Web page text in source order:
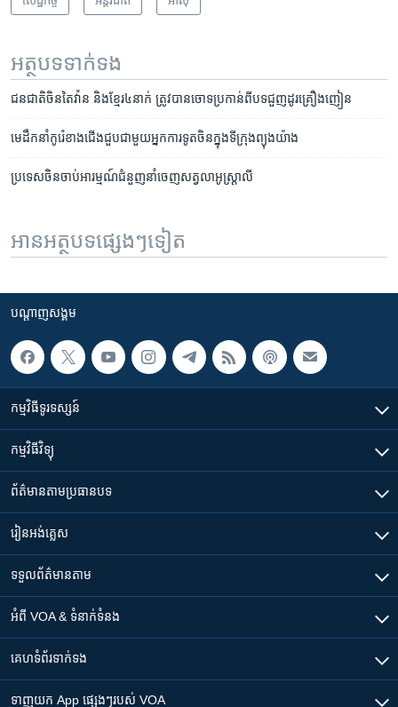
អត្ថបទ​ទាក់ទង
ជនជាតិចិន​តៃវ៉ាន​ ​និង​ខ្មែរ​៤​នាក់ ​ត្រូវ​បាន​ចោទប្រកាន់​ពី​បទ​ជួញដូរគ្រឿងញៀន
មេ​ដឹកនាំ​កូរ៉េខាងជើង​ជួប​ជាមួយ​អ្នកការទូត​ចិន​ក្នុង​ទីក្រុង​ព្យុងយ៉ាង
ប្រទេសចិន​ចាប់អារម្មណ៍​ជំនួញ​នាំ​ចេញ​សត្វ​លា​អូស្ត្រាលី
អានអត្ថបទផ្សេងៗទៀត
បណ្តាញ​សង្គម
កម្មវិធី​ទូរទស្សន៍
កម្មវិធី​វិទ្យុ
ព័ត៌មាន​តាមប្រធានបទ​
រៀន​​អង់គ្លេស
ទទួល​ព័ត៌មាន​តាម
អំពី​ VOA & ទំនាក់ទំនង
គេហទំព័រ​​ទាក់ទង
ទាញយក​ App ផ្សេងៗ​របស់​ VOA